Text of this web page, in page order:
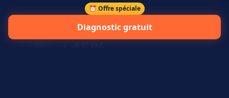
+45%
⏰ Offre spéciale
Diagnostic gratuit